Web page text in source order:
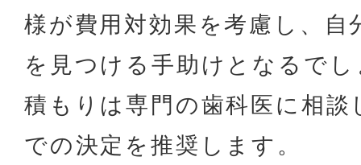
様が費用対効果を考慮し、自
を見つける手助けとなるで
積もりは専門の歯科医に相談
での決定を推奨します。